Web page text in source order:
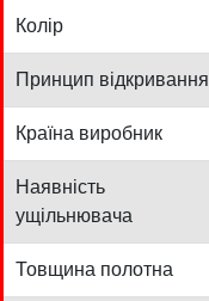
Колір
Принцип відкривання
Країна виробник
Наявність
ущільнювача
Товщина полотна